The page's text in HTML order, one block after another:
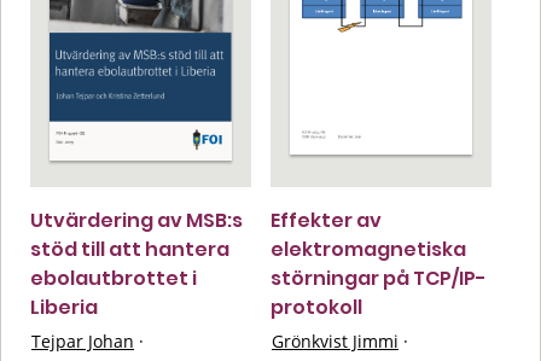
Utvärdering av MSB:s
stöd till att hantera
ebolautbrottet i
Liberia
Tejpar Johan ·
Effekter av
elektromagnetiska
störningar på TCP/IP-
protokoll
Grönkvist Jimmi ·